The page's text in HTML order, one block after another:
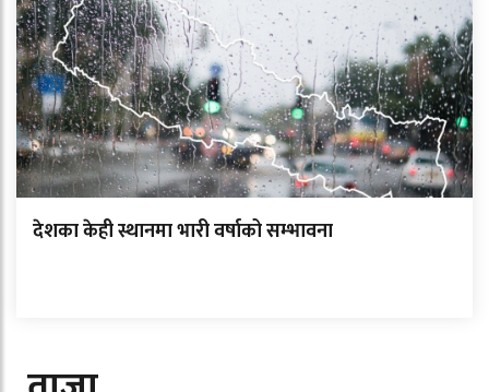
देशका केही स्थानमा भारी वर्षाको सम्भावना